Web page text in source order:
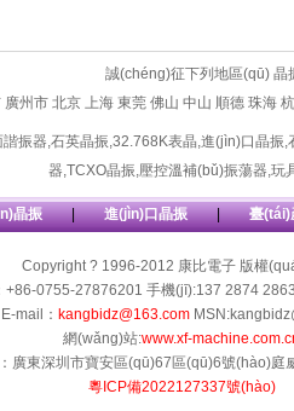
誠(chéng)征下列地區(qū) 晶
廣州市 北京 上海 東莞 佛山 中山 順德 珠海
振器,石英晶振,32.768K表晶,進(jìn)口晶振,
器,TCXO晶振,壓控溫補(bǔ)振蕩器,玩
晶振 | 進(jìn)口晶振 | 臺(tái)
Copyright ? 1996-2012 康比電子 版權
+86-0755-27876201 手機(jī):137 2874
E-mail： kangbidz@163.com
網(wǎng)站:www.xf-
廣東深圳市寶安區(qū)67區(qū)6號(hào)庭
粵ICP備2022127337號(hào)